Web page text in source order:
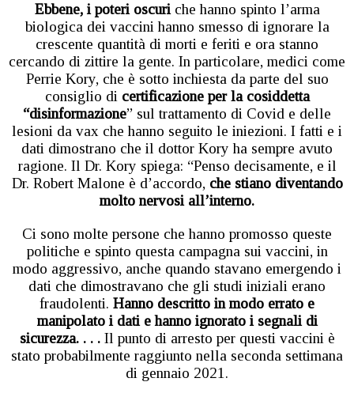
Ebbene, i poteri oscuriche hanno spinto l’arma
biologica dei vaccini hanno smesso di ignorare la
crescente quantità di morti e feriti e ora stanno
cercando di zittire la gente. In particolare, medici come
Perrie Kory, che è sotto inchiesta da parte del suo
consiglio di certificazione per la cosiddetta
“disinformazione” sul trattamento di Covid e delle
lesioni da vax che hanno seguito le iniezioni. I fatti e i
dati dimostrano che il dottor Kory ha sempre avuto
ragione. Il Dr. Kory spiega: “Penso decisamente, e il
Dr. Robert Malone è d’accordo,che stiano diventando
molto nervosi all’interno.
Ci sono molte persone che hanno promosso queste
politiche e spinto questa campagna sui vaccini, in
modo aggressivo, anche quando stavano emergendo i
dati che dimostravano che gli studi iniziali erano
fraudolenti. Hanno descritto in modo errato e
manipolato i dati e hanno ignorato i segnali di
sicurezza. . . . Il punto di arresto per questi vaccini è
stato probabilmente raggiunto nella seconda settimana
di gennaio 2021.